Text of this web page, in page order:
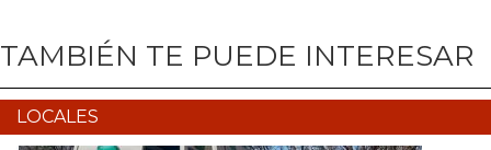
TAMBIÉN TE PUEDE INTERESAR
LOCALES